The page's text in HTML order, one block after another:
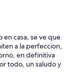
casa, se ve que
a la perfeccion,
en definitiva
todo, un saludo y